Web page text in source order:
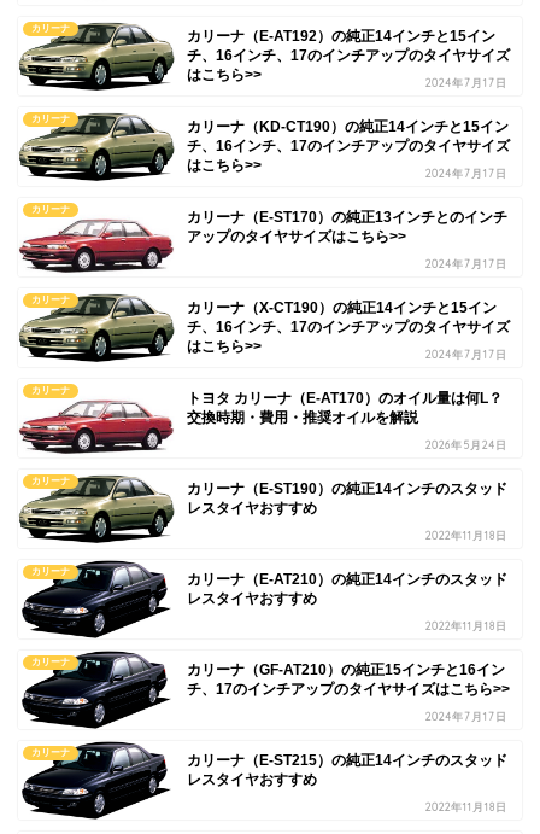
カリーナ
カリーナ（E-AT192）の純正14インチと15イン
チ、16インチ、17のインチアップのタイヤサイズ
はこちら>>
2024年7月17日
カリーナ
カリーナ（KD-CT190）の純正14インチと15イン
チ、16インチ、17のインチアップのタイヤサイズ
はこちら>>
2024年7月17日
カリーナ
カリーナ（E-ST170）の純正13インチとのインチ
アップのタイヤサイズはこちら>>
2024年7月17日
カリーナ
カリーナ（X-CT190）の純正14インチと15イン
チ、16インチ、17のインチアップのタイヤサイズ
はこちら>>
2024年7月17日
カリーナ
トヨタ カリーナ（E-AT170）のオイル量は何L？
交換時期・費用・推奨オイルを解説
2026年5月24日
カリーナ
カリーナ（E-ST190）の純正14インチのスタッド
レスタイヤおすすめ
2022年11月18日
カリーナ
カリーナ（E-AT210）の純正14インチのスタッド
レスタイヤおすすめ
2022年11月18日
カリーナ
カリーナ（GF-AT210）の純正15インチと16イン
チ、17のインチアップのタイヤサイズはこちら>>
2024年7月17日
カリーナ
カリーナ（E-ST215）の純正14インチのスタッド
レスタイヤおすすめ
2022年11月18日